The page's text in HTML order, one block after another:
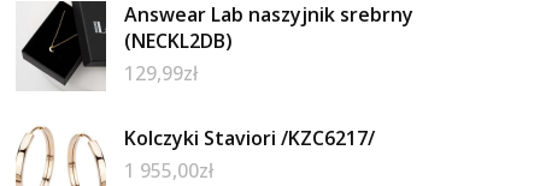
Answear Lab naszyjnik srebrny
(NECKL2DB)
129,99zł
Kolczyki Staviori /KZC6217/
1 955,00zł